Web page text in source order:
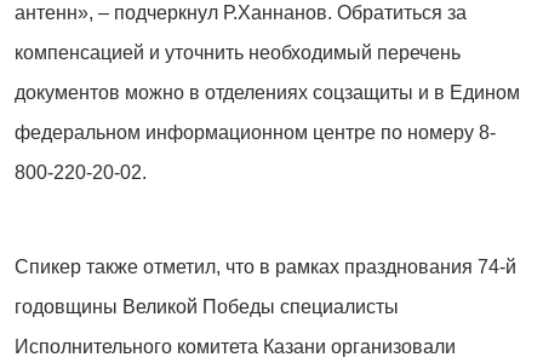
антенн», – подчеркнул Р.Ханнанов. Обратиться за
компенсацией и уточнить необходимый перечень
документов можно в отделениях соцзащиты и в Едином
федеральном информационном центре по номеру 8-
800-220-20-02.
Спикер также отметил, что в рамках празднования 74-й
годовщины Великой Победы специалисты
Исполнительного комитета Казани организовали